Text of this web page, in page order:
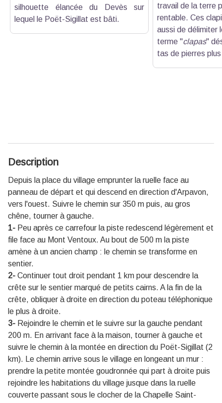
silhouette élancée du Devès sur
lequel le Poët-Sigillat est bâti.
travail de la terre
rentable. Ces
aussi de délimiter
terme "clapas"
tas de pierres
Description
Depuis la place du village emprunter la ruelle face au
panneau de départ et qui descend en direction d'Arpavon,
vers l'ouest. Suivre le chemin sur 350 m puis, au gros
chêne, tourner à gauche.
1- Peu après ce carrefour la piste redescend légèrement et
file face au Mont Ventoux. Au bout de 500 m la piste
amène à un ancien champ : le chemin se transforme en
sentier.
2- Continuer tout droit pendant 1 km pour descendre la
crête sur le sentier marqué de petits cairns. A la fin de la
crête, obliquer à droite en direction du poteau téléphonique
le plus à droite.
3- Rejoindre le chemin et le suivre sur la gauche pendant
200 m. En arrivant face à la maison, tourner à gauche et
suivre le chemin à la montée en direction du Poët-Sigillat (2
km). Le chemin arrive sous le village en longeant un mur :
prendre la petite montée goudronnée qui part à droite puis
rejoindre les habitations du village jusque dans la ruelle
couverte passant sous le clocher de la Chapelle Saint-